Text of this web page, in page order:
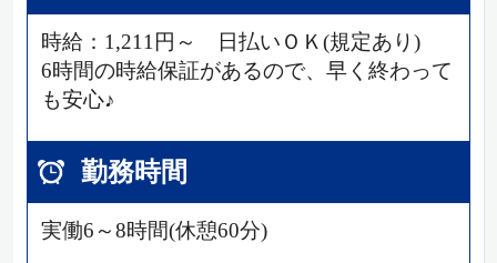
時給：1,211円～ 日払いＯＫ(規定あり)
6時間の時給保証があるので、早く終わって
も安心♪
勤務時間
実働6～8時間(休憩60分)